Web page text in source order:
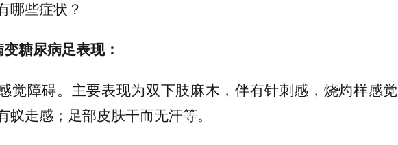
哪些症状？
糖尿病足表现：
觉障碍。主要表现为双下肢麻木，伴有针刺感，烧灼样感觉
蚁走感；足部皮肤干而无汗等。